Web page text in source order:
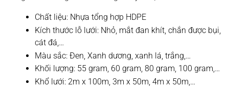
Chất liệu: Nhựa tổng hợp HDPE
Kích thước lỗ lưới: Nhỏ, mắt đan khít, chắn được bụi,
cát đá,…
Màu sắc: Đen, Xanh dương, xanh lá, trắng,…
Khối lượng: 55 gram, 60 gram, 80 gram, 100 gram,…
Khổ lưới: 2m x 100m, 3m x 50m, 4m x 50m,…